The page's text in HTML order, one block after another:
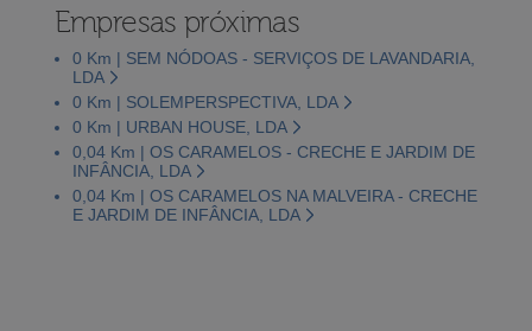
Empresas próximas
0 Km | SEM NÓDOAS - SERVIÇOS DE LAVANDARIA,
LDA
0 Km | SOLEMPERSPECTIVA, LDA
0 Km | URBAN HOUSE, LDA
0,04 Km | OS CARAMELOS - CRECHE E JARDIM DE
INFÂNCIA, LDA
0,04 Km | OS CARAMELOS NA MALVEIRA - CRECHE
E JARDIM DE INFÂNCIA, LDA